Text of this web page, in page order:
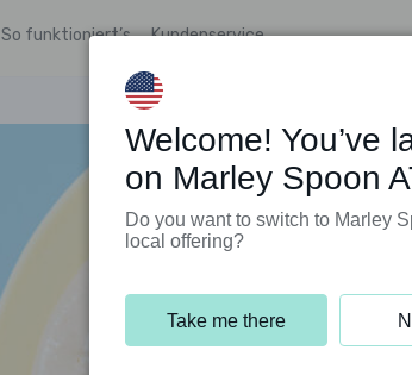
So funktioniert’s Kundenservice
Welcome! You’ve
on Marley Spoon
Do you want to switch to Marley
local offering?
Take me there